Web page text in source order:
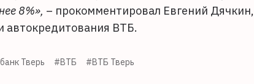
8%», – прокомментировал Евгений Дячкин,
автокредитования ВТБ.
Тверь #ВТБ #ВТБ Тверь